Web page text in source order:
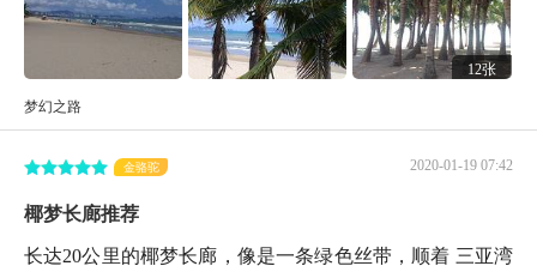
12张
梦幻之路
2020-01-19 07:42
金骆驼
椰梦长廊推荐
长达20公里的椰梦长廊，像是一条绿色丝带，顺着 三亚湾